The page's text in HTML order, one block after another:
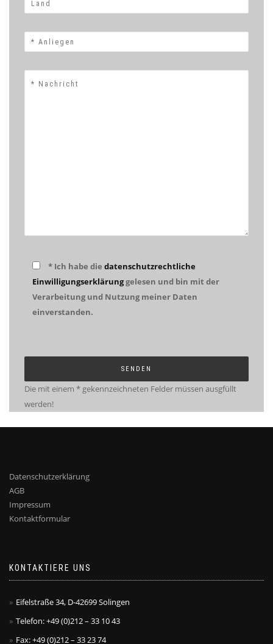
* Ich habe die datenschutzrechtliche
Einwilligungserklärunggelesen und bin mit der
Verarbeitung und Nutzung meiner Daten
einverstanden.
Die mit einem * gekennzeichneten Felder müssen ausgfüllt
werden!
Datenschutzerklärung
AGB
Impressum
Kontaktformular
KONTAKTIERE UNS
Eifelstraße 34, D-42699 Solingen
Telefon: +49 (0)212 – 33 10 43
Fax: +49 (0)212 – 33 23 74